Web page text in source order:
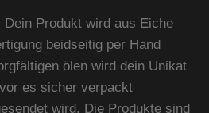
Dein Produkt wird aus Eiche
beidseitig per Hand
ölen wird dein Unikat
es sicher verpackt
wird. Die Produkte sind